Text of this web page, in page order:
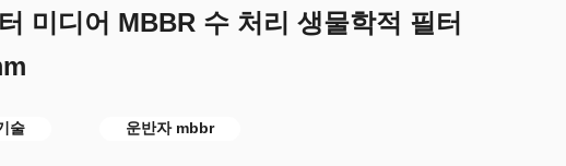
미디어 MBBR 수 처리 생물학적 필터
술 운반자 mbbr